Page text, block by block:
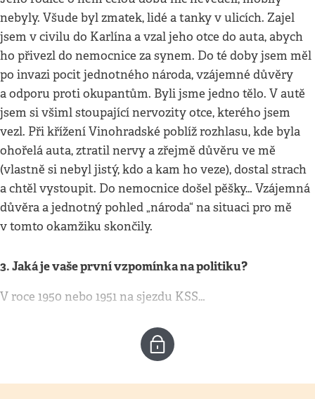
nebyly. Všude byl zmatek, lidé a tanky v ulicích. Zajel
jsem v civilu do Karlína a vzal jeho otce do auta, abych
ho přivezl do nemocnice za synem. Do té doby jsem měl
po invazi pocit jednotného národa, vzájemné důvěry
a odporu proti okupantům. Byli jsme jedno tělo. V autě
jsem si všiml stoupající nervozity otce, kterého jsem
vezl. Při křížení Vinohradské poblíž rozhlasu, kde byla
ohořelá auta, ztratil nervy a zřejmě důvěru ve mě
(vlastně si nebyl jistý, kdo a kam ho veze), dostal strach
a chtěl vystoupit. Do nemocnice došel pěšky… Vzájemná
důvěra a jednotný pohled „národa“ na situaci pro mě
v tomto okamžiku skončily.
3. Jaká je vaše první vzpomínka na politiku?
V roce 1950 nebo 1951 na sjezdu KSS…